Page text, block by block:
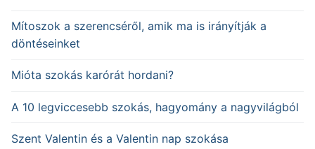
Mítoszok a szerencséről, amik ma is irányítják a
döntéseinket
Mióta szokás karórát hordani?
A 10 legviccesebb szokás, hagyomány a nagyvilágból
Szent Valentin és a Valentin nap szokása